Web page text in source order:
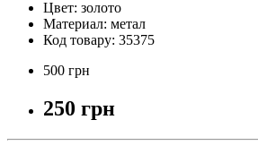
Цвет: золото
Материал: метал
Код товару: 35375
500 грн
250 грн